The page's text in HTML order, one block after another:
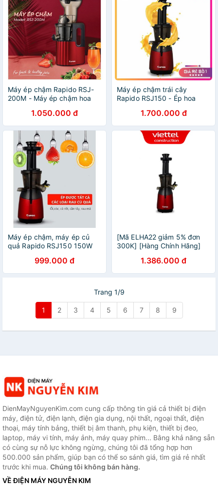
Máy ép chậm Rapido RSJ-
200M - Máy ép chậm hoa
200W, động cơ DC siêu êm -
BẢO HÀNH 12 THÁNG
1.050.000 đ
Máy ép chậm trái cây
Rapido RSJ150 - Ép hoa
nghệ Đức - Bảo hành 12
tháng
1.700.000 đ
Máy ép chậm, máy ép củ
quả Rapido RSJ150 150W
999.000 đ
[Mã ELHA22 giảm 5% đơn
300K] [Hàng Chính Hãng]
Rapido, RSJ-150M, công
suất 150W
1.386.000 đ
Trang 1/9
1 2 3 4 5 6 7 8 9
DienMayNguyenKim.com cung cấp thông tin giá cả thiết bị điện
máy, điện tử, điện lạnh, điện gia dụng, nội thất, ngoại thất, điện
thoại, máy tính bảng, thiết bị âm thanh, phụ kiện, thiết bị đeo,
laptop, máy vi tính, máy ảnh, máy quay phim... Bằng khả năng sẵn
có cùng sự nỗ lực không ngừng, chúng tôi đã tổng hợp hơn
500.000 sản phẩm, giúp bạn có thể so sánh giá, tìm giá rẻ nhất
trước khi mua. Chúng tôi không bán hàng.
VỀ ĐIỆN MÁY NGUYỄN KIM